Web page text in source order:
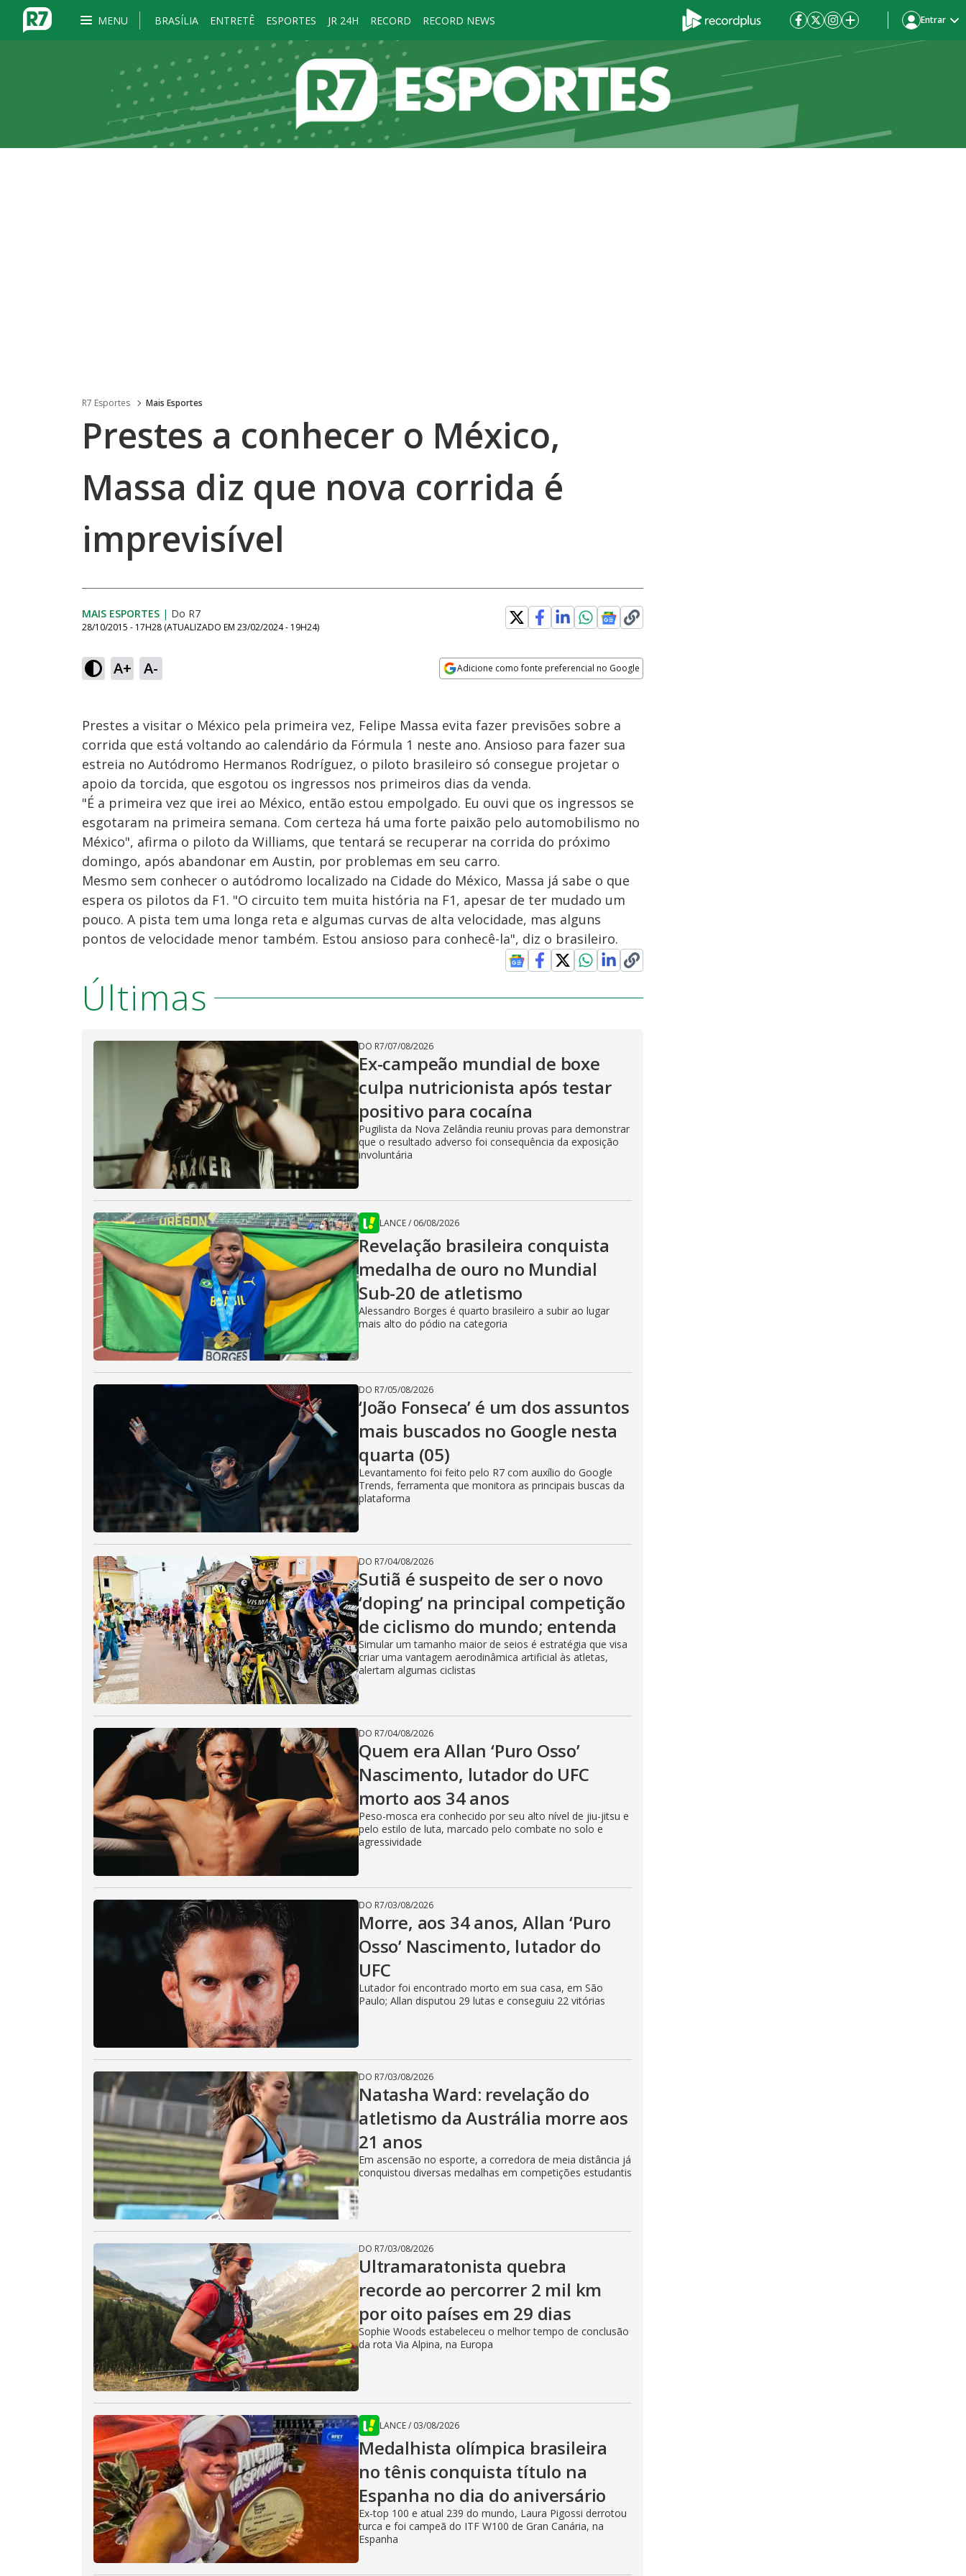
MENU BRASÍLIA ENTRETÊ ESPORTES JR 24H RECORD RECORD NEWS Entrar
R7 Esportes Mais Esportes
Prestes a conhecer o México,
Massa diz que nova corrida é
imprevisível
MAIS ESPORTES | Do R7
28/10/2015 - 17H28 (ATUALIZADO EM 23/02/2024 - 19H24)
A+ A- Adicione como fonte preferencial no Google
Prestes a visitar o México pela primeira vez, Felipe Massa evita fazer previsões sobre a
corrida que está voltando ao calendário da Fórmula 1 neste ano. Ansioso para fazer sua
estreia no Autódromo Hermanos Rodríguez, o piloto brasileiro só consegue projetar o
apoio da torcida, que esgotou os ingressos nos primeiros dias da venda.
"É a primeira vez que irei ao México, então estou empolgado. Eu ouvi que os ingressos se
esgotaram na primeira semana. Com certeza há uma forte paixão pelo automobilismo no
México", afirma o piloto da Williams, que tentará se recuperar na corrida do próximo
domingo, após abandonar em Austin, por problemas em seu carro.
Mesmo sem conhecer o autódromo localizado na Cidade do México, Massa já sabe o que
espera os pilotos da F1. "O circuito tem muita história na F1, apesar de ter mudado um
pouco. A pista tem uma longa reta e algumas curvas de alta velocidade, mas alguns
pontos de velocidade menor também. Estou ansioso para conhecê-la", diz o brasileiro.
Últimas
DO R7/07/08/2026
Ex-campeão mundial de boxe
culpa nutricionista após testar
positivo para cocaína
Pugilista da Nova Zelândia reuniu provas para demonstrar
que o resultado adverso foi consequência da exposição
involuntária
LANCE/ 06/08/2026
Revelação brasileira conquista
medalha de ouro no Mundial
Sub-20 de atletismo
Alessandro Borges é quarto brasileiro a subir ao lugar
mais alto do pódio na categoria
DO R7/05/08/2026
‘João Fonseca’ é um dos assuntos
mais buscados no Google nesta
quarta (05)
Levantamento foi feito pelo R7 com auxílio do Google
Trends, ferramenta que monitora as principais buscas da
plataforma
DO R7/04/08/2026
Sutiã é suspeito de ser o novo
‘doping’ na principal competição
de ciclismo do mundo; entenda
Simular um tamanho maior de seios é estratégia que visa
criar uma vantagem aerodinâmica artificial às atletas,
alertam algumas ciclistas
DO R7/04/08/2026
Quem era Allan ‘Puro Osso’
Nascimento, lutador do UFC
morto aos 34 anos
Peso-mosca era conhecido por seu alto nível de jiu-jitsu e
pelo estilo de luta, marcado pelo combate no solo e
agressividade
DO R7/03/08/2026
Morre, aos 34 anos, Allan ‘Puro
Osso’ Nascimento, lutador do
UFC
Lutador foi encontrado morto em sua casa, em São
Paulo; Allan disputou 29 lutas e conseguiu 22 vitórias
DO R7/03/08/2026
Natasha Ward: revelação do
atletismo da Austrália morre aos
21 anos
Em ascensão no esporte, a corredora de meia distância já
conquistou diversas medalhas em competições estudantis
DO R7/03/08/2026
Ultramaratonista quebra
recorde ao percorrer 2 mil km
por oito países em 29 dias
Sophie Woods estabeleceu o melhor tempo de conclusão
da rota Via Alpina, na Europa
LANCE/ 03/08/2026
Medalhista olímpica brasileira
no tênis conquista título na
Espanha no dia do aniversário
Ex-top 100 e atual 239 do mundo, Laura Pigossi derrotou
turca e foi campeã do ITF W100 de Gran Canária, na
Espanha